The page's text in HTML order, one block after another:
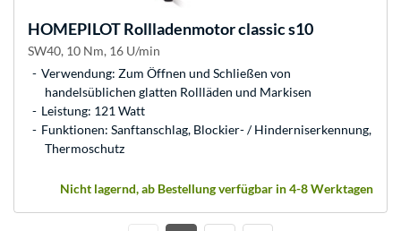
HOMEPILOTRollladenmotor classic s10
SW40, 10 Nm, 16 U/min
Verwendung: Zum Öffnen und Schließen von
handelsüblichen glatten Rollläden und Markisen
Leistung: 121 Watt
Funktionen: Sanftanschlag, Blockier- / Hinderniserkennung,
Thermoschutz
Nicht lagernd, ab Bestellung verfügbar in 4-8 Werktagen